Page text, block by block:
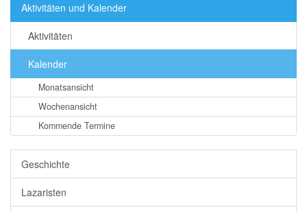
Aktivitäten und Kalender
Aktivitäten
Kalender
Monatsansicht
Wochenansicht
Kommende Termine
Geschichte
Lazaristen